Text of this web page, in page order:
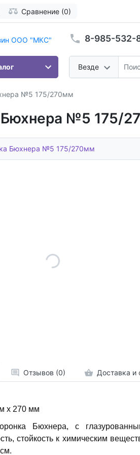
Сравнение (0)
8-985-532-
Везде
№5 175/270мм
Бюхнера №5 175/
Бюхнера №5 175/270мм
Отзывов (0) Доставка и
х 270 мм
Бюхнера, с
стойкость к химическим